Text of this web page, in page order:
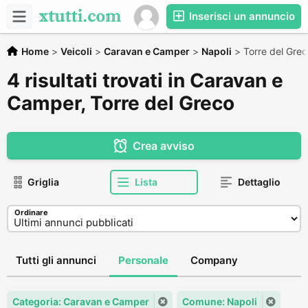
Inserisci un annuncio
Home > Veicoli > Caravan e Camper > Napoli > Torre del
4 risultati trovati in Caravan e
Camper, Torre del Greco
Crea avviso
Griglia Lista Dettaglio
Ordinare
Tutti gli annunci Personale Company
Categoria: Caravan e Camper Comune: Napoli